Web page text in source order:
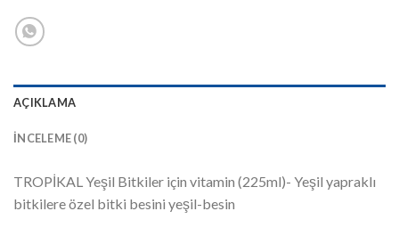
AÇIKLAMA
İNCELEME (0)
TROPİKAL Yeşil Bitkiler için vitamin (225ml)- Yeşil yapraklı
bitkilere özel bitki besini yeşil-besin